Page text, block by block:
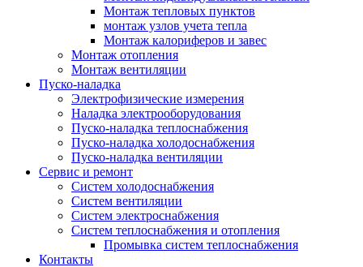
Монтаж тепловых пунктов
монтаж узлов учета тепла
Монтаж калориферов и завес
Монтаж отопления
Монтаж вентиляции
Пуско-наладка
Электрофизические измерения
Наладка электрооборудования
Пуско-наладка теплоснабжения
Пуско-наладка холодоснабжения
Пуско-наладка вентиляции
Сервис и ремонт
Систем холодоснабжения
Систем вентиляции
Систем электроснабжения
Систем теплоснабжения и отопления
Промывка систем теплоснабжения
Контакты